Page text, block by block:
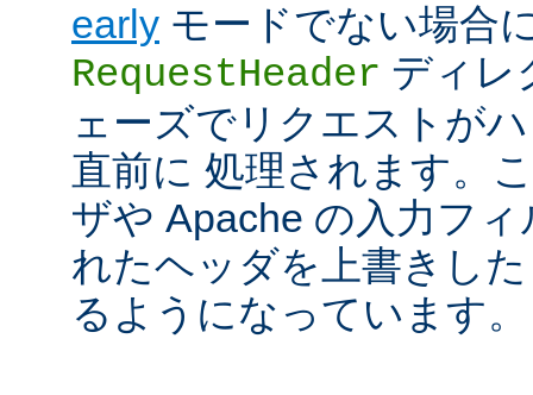
early モードでない場合
RequestHeader ディレ
ェーズでリクエストが
直前に 処理されます。
ザや Apache の入力フ
れたヘッダを上書きし
るようになっています。